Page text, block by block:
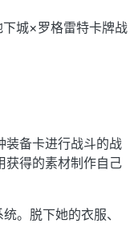
城×罗格雷特卡牌战
装备卡进行战斗的战
获得的素材制作自己
。脱下她的衣服、